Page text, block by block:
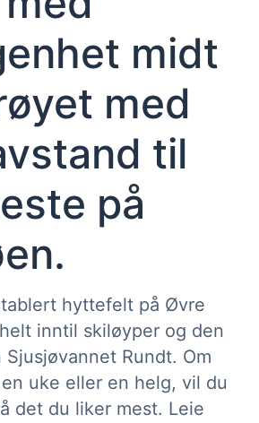
midt
med
til
på
hyttefelt på Øvre
inntil skiløyper og den
Rundt. Om
uke eller en helg, vil du
det du liker mest. Leie